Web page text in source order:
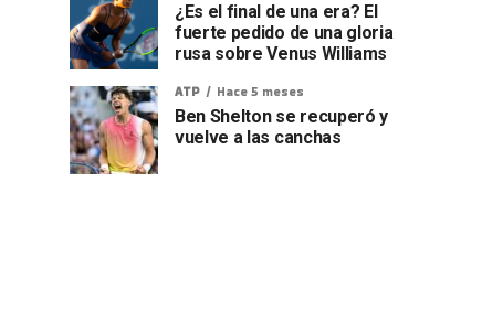
¿Es el final de una era? El
fuerte pedido de una gloria
rusa sobre Venus Williams
ATP Hace 5 meses
Ben Shelton se recuperó y
vuelve a las canchas